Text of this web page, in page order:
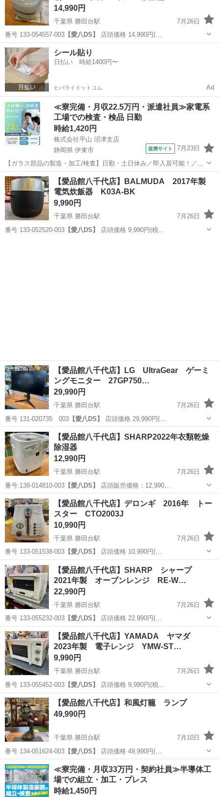
14,990円
千葉県 勝田台駅
7月26日
番号 133-054557-003【愛八DS】 店頭価格 14,990円(…
千葉 八千代市 勝田台駅
シール貼り
日払い 時給1400円〜
ヒバライドットコム Ad
≪寮完備・月収22.5万円・派遣社員≫家電系
工場での検査・検品 日勤
時給1,420円
株式会社平山 沼津支店
静岡県 伊東市
提携サイト 7月23日
【ガラス部品の製造・加工/検査】日勤・土日休み／即入居可能！／伊
豆でのんびりライフ♪ ガラス部品の製造・加工/検査 【株式会社平山で
の正社員採用（無期雇用派遣）となります】 「2人で同じ職場で働き
たい」 「仕事も休みも一...
静岡 伊東市 その他
【愛品館八千代店】BALMUDA 2017年製
電気炊飯器 K03A-BK
9,990円
千葉県 勝田台駅
7月26日
番号 133-052520-003【愛八DS】 店頭価格 9,990円(税…
【愛品館八千代店】LG UltraGear ゲーミ
ングモニター 27GP750…
29,990円
千葉県 勝田台駅
7月26日
番号 131-020735 003【愛八DS】 店頭価格 29,990円(…
千葉 八千代市 勝田台駅 周辺機器
【愛品館八千代店】SHARP2022年衣類乾燥
除湿器
12,990円
千葉県 勝田台駅
7月26日
番号:138-014810-003【愛八DS】 店頭販売価格：12,990…
千葉 八千代市 勝田台駅 季節、空調家電
【愛品館八千代店】デロンギ 2016年 トー
スター CTO2003J
10,990円
千葉県 勝田台駅
7月26日
番号 133-051538-003【愛八DS】 店頭価格 10,990円(…
千葉 八千代市 勝田台駅 キッチン家電
【愛品館八千代店】SHARP シャープ
2021年製 オーブンレンジ RE-W…
22,990円
千葉県 勝田台駅
7月26日
番号 133-055232-003【愛八DS】 店頭価格 22,990円(…
千葉 八千代市 勝田台駅 キッチン家電 商品
【愛品館八千代店】YAMADA ヤマダ
2023年製 電子レンジ YMW-ST…
9,990円
千葉県 勝田台駅
7月26日
番号 133-055452-003【愛八DS】 店頭価格 9,990円(税…
千葉 八千代市 勝田台駅 キッチン家電
【愛品館八千代店】和風灯籠 ランプ
49,990円
千葉県 勝田台駅
7月10日
番号 134-051624-003【愛八DS】 店頭価格 49,990円(…
千葉 八千代市 勝田台駅 照明器具 灯籠
≪寮完備・月収33万円・契約社員≫半導体工
場での組立・加工・プレス
時給1,450円